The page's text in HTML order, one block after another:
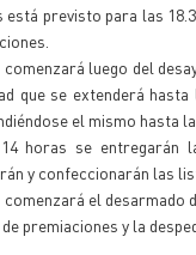
está previsto para las
comenzará luego del
que se extenderá
el mismo hasta
horas se
y confeccionarán las
el desarmado
premiaciones y la